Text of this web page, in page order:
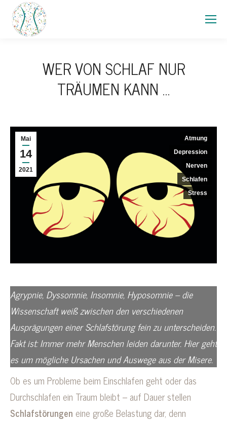
WER VON SCHLAF NUR
TRÄUMEN KANN …
Mai
14
2021
Atmung
Depression
Nerven
Schlafen
Stress
Agrypnie, Dyssomnie, Insomnie, Hyposomnie – die
Wissenschaft weiß zwischen den verschiedenen
Ausprägungen einer Schlafstörung fein zu unterscheiden.
Fakt ist: Immer mehr Menschen leiden darunter. Hier geht
es um mögliche Ursachen und Auswege aus der Misere.
Ob es um Probleme beim Einschlafen geht oder das
Durchschlafen ein Traum bleibt – auf Dauer stellen
Schlafstörungen eine große Belastung dar, denn